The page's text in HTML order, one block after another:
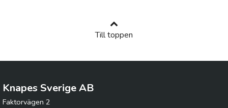
Till toppen
Knapes Sverige AB
Faktorvägen 2